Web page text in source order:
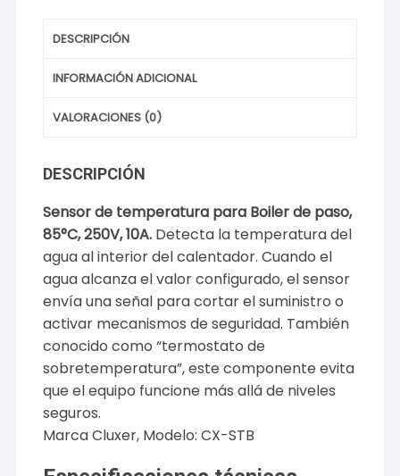
CX-
cantidad
DESCRIPCIÓN
INFORMACIÓN ADICIONAL
VALORACIONES (0)
DESCRIPCIÓN
Sensor de temperatura para Boiler de paso,
85°C, 250V, 10A. Detecta la temperatura del
agua al interior del calentador. Cuando el
agua alcanza el valor configurado, el sensor
envía una señal para cortar el suministro o
activar mecanismos de seguridad. También
conocido como “termostato de
sobretemperatura”, este componente evita
que el equipo funcione más allá de niveles
seguros.
Marca Cluxer, Modelo: CX-STB